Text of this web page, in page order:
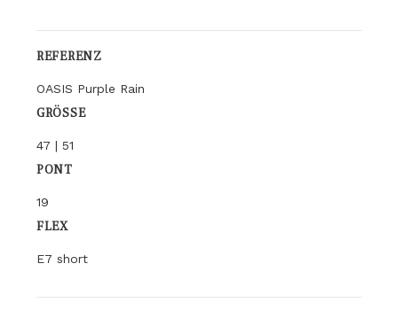
REFERENZ
OASIS Purple Rain
GRÖSSE
47 | 51
PONT
19
FLEX
E7 short